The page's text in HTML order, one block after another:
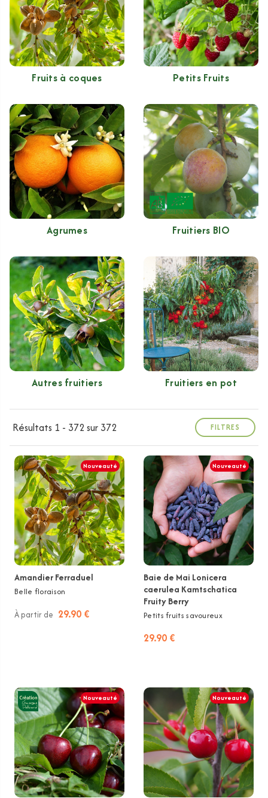
Fruits à coques Petits Fruits
Agrumes Fruitiers BIO
Autres fruitiers Fruitiers en pot
Résultats 1 - 372 sur 372 FILTRES
Nouveauté
Amandier Ferraduel
Belle floraison
À partir de 29.90 €
Nouveauté
Baie de Mai Lonicera
caerulea Kamtschatica
Fruity Berry
Petits fruits savoureux
29.90 €
Nouveauté Nouveauté